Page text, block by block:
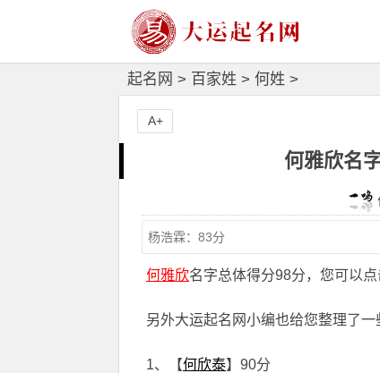
起名网 > 百家姓 > 何姓 >
何雅欣名
何雅欣名字总体得分98分，您可以
另外大运起名网小编也给您整理了一
1、【何欣泰】90分
A+